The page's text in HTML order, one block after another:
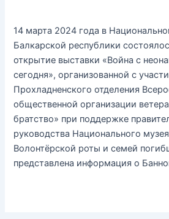
14 марта 2024 года в
Балкарской республики
открытие выставки «Война с
сегодня», организованной с
Прохладненского отделения
общественной организации
братство» при поддержке
руководства Национального
Волонтёрской роты и семей
представлена информация о